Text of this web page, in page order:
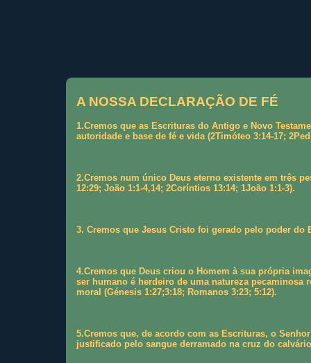
A NOSSA DECLARAÇÃO DE FÉ
1.Cremos que as Escrituras do Antigo e Novo
autoridade e base de fé e vida (2Timóteo 3:14-17;
2.Cremos num único Deus eterno existente em três
12:29; João 1:1-4,14; 2Coríntios 13:14; 1João 1:1-3).
3. Cremos que Jesus Cristo foi gerado pelo poder do
4.Cremos que Deus criou o Homem à sua própria
ser humano é herdeiro de uma natureza
moral (Génesis 1:27;3:18; Romanos 3:23; 5:12).
5.Cremos que, de acordo com as Escrituras, o
justificado pelo sangue derramado na cruz do